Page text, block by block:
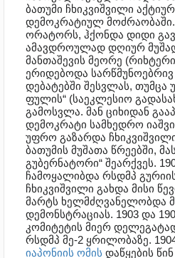
ბათუმი ჩხიკვიშვილი
დემოკრატიულ
ორატორს, ჰქონდა დიდი
ამავდროულად დღიურ
მანთაშევის მეორე
ერიდებოდა სარწმუნოებრივ
დებატებში შესვლას, თუმცა
ფულის“ (საეკლესიო
გამოსვლა. მან ციხიდან
დემოკრატი სამხედრო
უფრო გაზარდა
ბათუმის მუშათა წრეებში,
გუბერნატორი“ შეარქვეს.
ჩამოყალიბდა რსდმპ
ჩხიკვიშვილი გახდა მისი
მარტს ხელმძღვანელობდა
დემონსტრაციას. 1903 და
კომიტეტის მიერ
რსდმპ მე-2 ყრილობაზე.
იაპონიის ომის დაწყების